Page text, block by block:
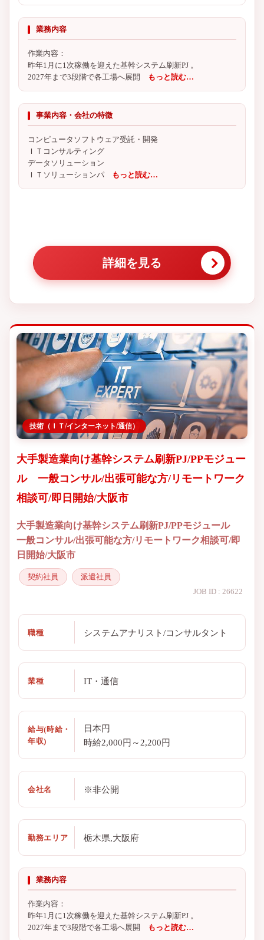
業務内容
作業内容：
昨年1月に1次稼働を迎えた基幹システム刷新PJ 。
2027年まで3段階で各工場へ展開
もっと読む…
事業内容・会社の特徴
コンピュータソフトウェア受託・開発
ＩＴコンサルティング
データソリューション
ＩＴソリューションパ もっと読む…
詳細を見る
技術（ＩＴ/インターネット/通信）
大手製造業向け基幹システム刷新PJ/PPモジュー
ル 一般コンサル/出張可能な方/リモートワーク
相談可/即日開始/大阪市
大手製造業向け基幹システム刷新PJ/PPモジュール
一般コンサル/出張可能な方/リモートワーク相談可/即
日開始/大阪市
契約社員
派遣社員
JOB ID : 26622
職種 システムアナリスト/コンサルタント
業種 IT・通信
給与(時給・
年収)
日本円
時給2,000円～2,200円
会社名 ※非公開
勤務エリア 栃木県,大阪府
業務内容
作業内容：
昨年1月に1次稼働を迎えた基幹システム刷新PJ 。
2027年まで3段階で各工場へ展開
もっと読む…